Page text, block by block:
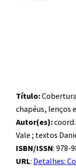
Título:
chapéus, lenços
Autor(es):
Vale ; textos
ISBN/ISSN: 978-
URL: Detalhes: